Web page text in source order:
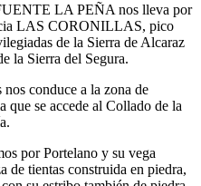
LA PEÑA nos lleva por
LAS CORONILLAS, pico
de la Sierra de Alcaraz
la Sierra del Segura.
conduce a la zona de
que se accede al Collado de la
por Portelano y su vega
de tientas construida en piedra,